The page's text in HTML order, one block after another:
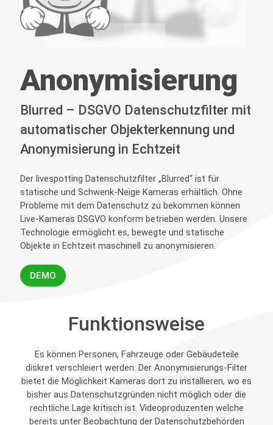
Anonymisierung
Blurred – DSGVO Datenschutzfilter mit
automatischer Objekterkennung und
Anonymisierung in Echtzeit
Der livespotting Datenschutzfilter „Blurred“ ist für
statische und Schwenk-Neige Kameras erhältlich. Ohne
Probleme mit dem Datenschutz zu bekommen können
Live-Kameras DSGVO konform betrieben werden. Unsere
Technologie ermöglicht es, bewegte und statische
Objekte in Echtzeit maschinell zu anonymisieren.
DEMO
Funktionsweise
Es können Personen, Fahrzeuge oder Gebäudeteile
diskret verschleiert werden. Der Anonymisierungs-Filter
bietet die Möglichkeit Kameras dort zu installieren, wo es
bisher aus Datenschutzgründen nicht möglich oder die
rechtliche Lage kritisch ist. Videoproduzenten welche
bereits unter Beobachtung der Datenschutzbehörden